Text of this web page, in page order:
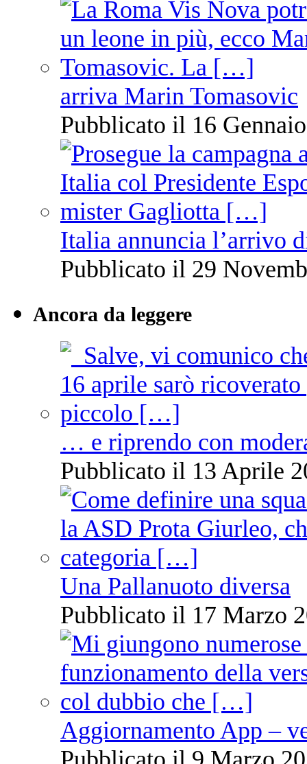
arriva Marin Tomasovic
Pubblicato il 16
Italia annuncia l’arrivo
Pubblicato il 29
Ancora da leggere
… e riprendo con
Pubblicato il 13 Aprile
Una Pallanuoto diversa
Pubblicato il 17 Marzo
Aggiornamento App –